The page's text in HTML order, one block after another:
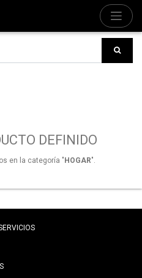
DEFINIDO
en la categoría " HOGAR".